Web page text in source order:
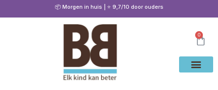
📦 Morgen in huis | ⭐ 9,7/10 door ouders
0